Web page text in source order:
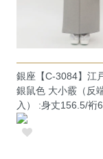
銀座【C-3084】江
銀鼠色 大小霰（反
入） :身丈156.5/裄